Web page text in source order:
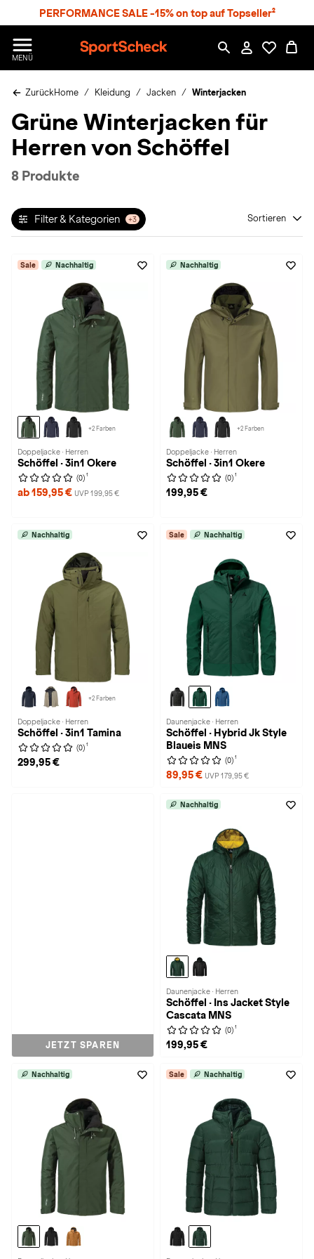
PERFORMANCE SALE -15% on top auf Topseller²
MENÜ
p
r
S
h
c
ZurückHome Kleidung Jacken Winterjacken
Grüne Winterjacken für
Herren von Schöffel
8 Produkte
Filter & Kategorien +3 Sortieren
Sale Nachhaltig
+2 Farben
Doppeljacke · Herren
Schöffel · 3in1 Okere
(0) 1
ab 159,95 € UVP 199,95 €
Nachhaltig
+2 Farben
Doppeljacke · Herren
Schöffel · 3in1 Okere
(0) 1
199,95 €
Nachhaltig
+2 Farben
Doppeljacke · Herren
Schöffel · 3in1 Tamina
(0) 1
299,95 €
Sale Nachhaltig
Daunenjacke · Herren
Schöffel · Hybrid Jk Style
Blaueis MNS
(0) 1
89,95 € UVP 179,95 €
JETZT SPAREN
Nachhaltig
Daunenjacke · Herren
Schöffel · Ins Jacket Style
Cascata MNS
(0) 1
199,95 €
Nachhaltig Sale Nachhaltig